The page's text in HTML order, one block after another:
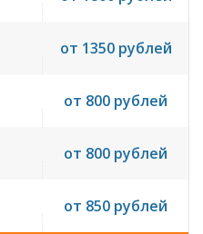
от 1350 рублей
от 800 рублей
от 800 рублей
от 850 рублей